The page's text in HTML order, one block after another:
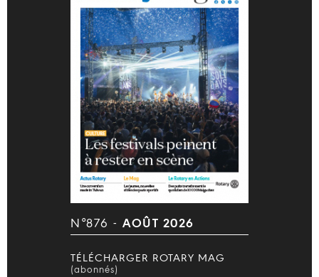
N°876 - AOÛT 2026
TÉLÉCHARGER ROTARY MAG
(abonnés)